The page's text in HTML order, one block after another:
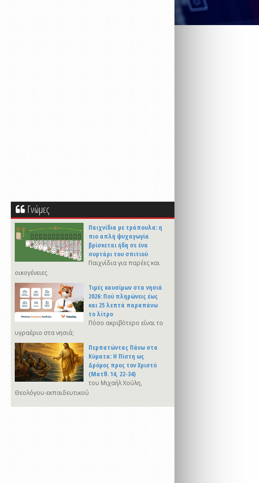
Γνώμες
Παιχνίδια με τράπουλα: η
πιο απλή ψυχαγωγία
βρίσκεται ήδη σε ένα
συρτάρι του σπιτιού
Παιχνίδια για παρέες και
οικογένειες
Τιμές καυσίμων στα νησιά
2026: Πού πληρώνεις έως
και 25 λεπτά παραπάνω
το λίτρο
Πόσο ακριβότερο είναι το
υγραέριο στα νησιά;
Περπατώντας Πάνω στα
Κύματα: Η Πίστη ως
Δρόμος προς τον Χριστό
(Ματθ. 14, 22-34)
του Μιχαήλ Χούλη,
Θεολόγου-εκπαιδευτικού